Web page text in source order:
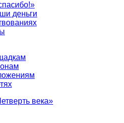
деньги
века»